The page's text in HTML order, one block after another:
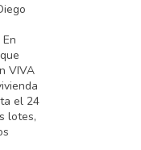
VIVA
el 24
lotes,